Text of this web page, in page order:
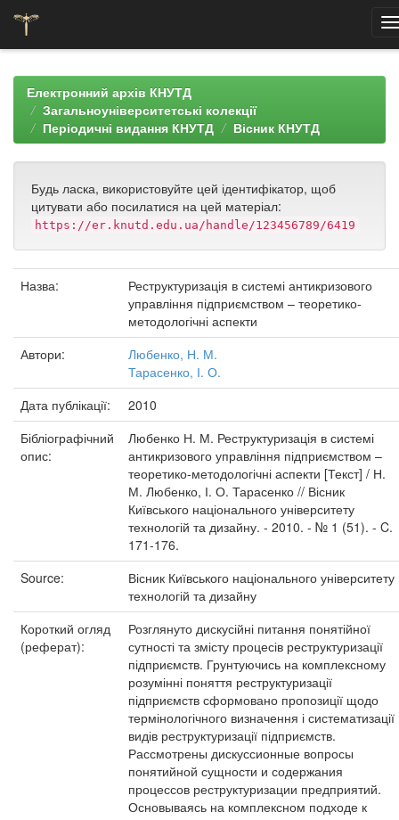
navigationЕлектронний архів КНУТД
Загальноуніверситетські колекції
Періодичні видання КНУТД
Вісник КНУТД
Будь ласка, використовуйте цей ідентифікатор, щоб
цитувати або посилатися на цей матеріал:
https://er.knutd.edu.ua/handle/123456789/6419
Назва:
Реструктуризація в системі антикризового
управління підприємством – теоретико-
методологічні аспекти
Автори:
Любенко, Н. М.
Тарасенко, І. О.
Дата публікації:
2010
Бібліографічний
опис:
Любенко Н. М. Реструктуризація в системі
антикризового управління підприємством –
теоретико-методологічні аспекти [Текст] / Н.
М. Любенко, І. О. Тарасенко // Вісник
Київського національного університету
технологій та дизайну. - 2010. - № 1 (51). - C.
171-176.
Source:
Вісник Київського національного університету
технологій та дизайну
Короткий огляд
(реферат):
Розглянуто дискусійні питання понятійної
сутності та змісту процесів реструктуризації
підприємств. Грунтуючись на комплексному
розумінні поняття реструктуризації
підприємств сформовано пропозиції щодо
термінологічного визначення і систематизації
видів реструктуризації підприємств.
Рассмотрены дискуссионные вопросы
понятийной сущности и содержания
процессов реструктуризации предприятий.
Основываясь на комплексном подходе к